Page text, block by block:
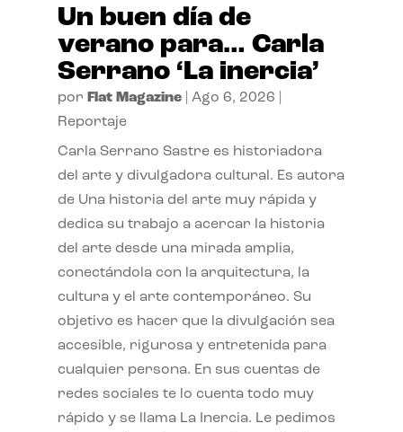
Un buen día de
verano para… Carla
Serrano ‘La inercia’
por Flat Magazine| Ago 6, 2026
Reportaje
Carla Serrano Sastre es historiadora
del arte y divulgadora cultural. Es autora
de Una historia del arte muy rápida y
dedica su trabajo a acercar la historia
del arte desde una mirada amplia,
conectándola con la arquitectura, la
cultura y el arte contemporáneo. Su
objetivo es hacer que la divulgación sea
accesible, rigurosa y entretenida para
cualquier persona. En sus cuentas de
redes sociales te lo cuenta todo muy
rápido y se llama La Inercia. Le pedimos